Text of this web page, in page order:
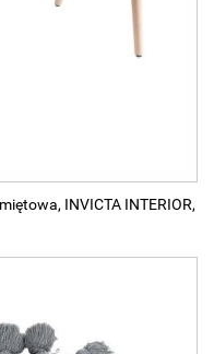
INVICTA INTERIOR,